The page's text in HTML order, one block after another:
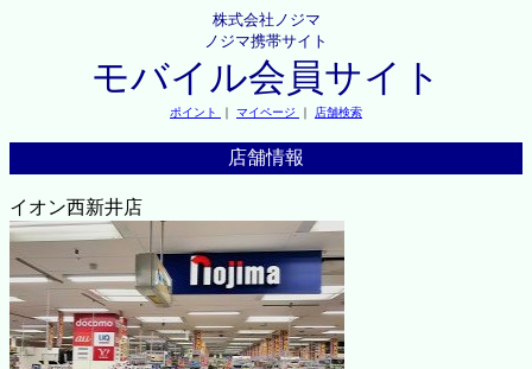
株式会社ノジマ
ノジマ携帯サイト
モバイル会員サイト
ポイント ｜ マイページ ｜ 店舗検索
店舗情報
イオン西新井店